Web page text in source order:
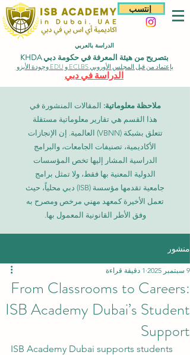
إنتسب
الدراسة بالعربي
بتصريح من هيئة المعرفة في حكومة دبي KHDA
بإعتماد من قبل المجلس الأوروبي ECLBS و EDU وجودة الأيزو
الدراسة في دبي
ملاحظة معلوماتية: المقالات المنشورة في
هذا القسم هي تقارير معلوماتية مستقلة
تتعلق بشبكة (VBNN) العالمية. إن الإنجازات
الأكاديمية، تصنيفات الجامعات، والبرامج
الدراسية المشار إليها تخص المؤسسات
الدولية المعنية بها فقط، ولا تمثل برامج
جامعية تقدمها مؤسسة (ISB) دبي محلياً، حيث
تعمل الأخيرة كمعهد مهني مرخص ومصرح به
وفق الأطر القانونية المعمول بها.
منشور
From Classrooms to Careers:
ISB Academy Dubai’s Student
Support
9 سبتمبر 2025 1 دقيقة قراءة
ISB Academy Dubai supports students